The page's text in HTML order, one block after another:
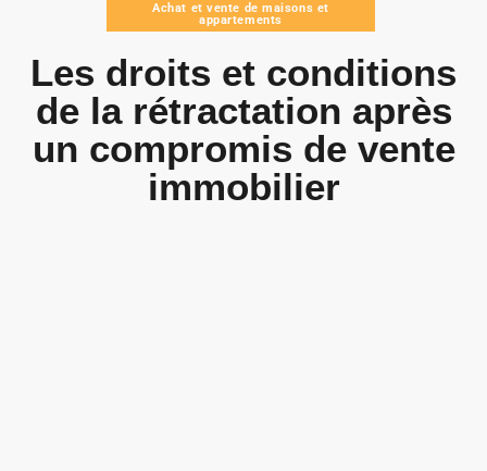
Achat et vente de maisons et
appartements
Les droits et conditions
de la rétractation après
un compromis de vente
immobilier